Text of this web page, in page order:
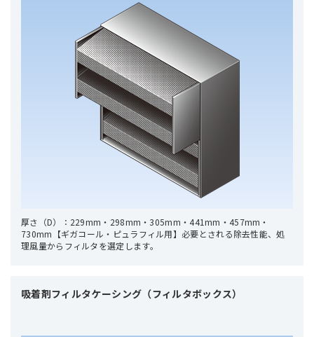
厚さ（D）：229mm・298mm・305mm・441mm・457mm・
730mm【ギガコール・ピュラフィル用】必要とされる除去性能、処
理風量からフィルタを選定します。
吸着剤フィルタケーシング（フィルタボックス）